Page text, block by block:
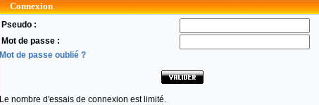
Connexion
Pseudo :
Mot de passe :
Mot de passe oublié ?
Le nombre d'essais de connexion est limité.